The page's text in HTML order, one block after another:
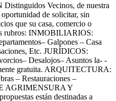
Vecinos, de nuestra
de solicitar, sin
que su casa, comercio o
rubros: INMOBILIARIOS:
Galpones – Casa
Etc. JURÍDICOS:
Desalojos– Asuntos la- -
gratuita. ARQUITECTURA:
– Restauraciones –
AGRIMENSURA Y
están destinadas a